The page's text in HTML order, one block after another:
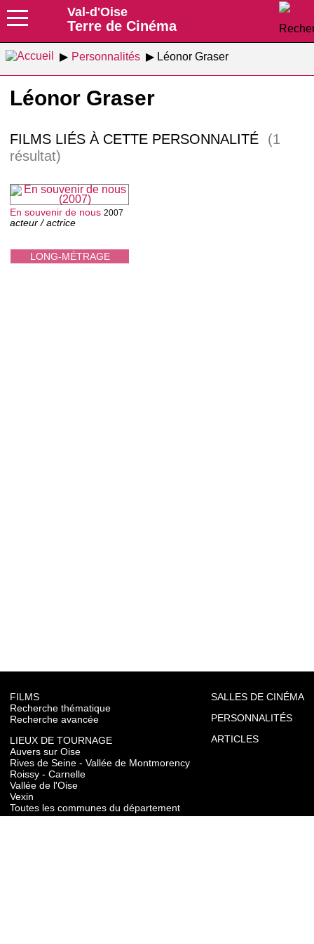
Val-d'Oise
Terre de Cinéma
Personnalités Léonor Graser
Léonor Graser
FILMS LIÉS À CETTE PERSONNALITÉ
(1
résultat)
LONG-MÉTRAGE
En souvenir de nous 2007
acteur / actrice
FILMS
Recherche thématique
Recherche avancée
LIEUX DE TOURNAGE
Auvers sur Oise
Rives de Seine - Vallée de Montmorency
Roissy - Carnelle
Vallée de l'Oise
Vexin
Toutes les communes du département
SALLES DE CINÉMA
PERSONNALITÉS
ARTICLES